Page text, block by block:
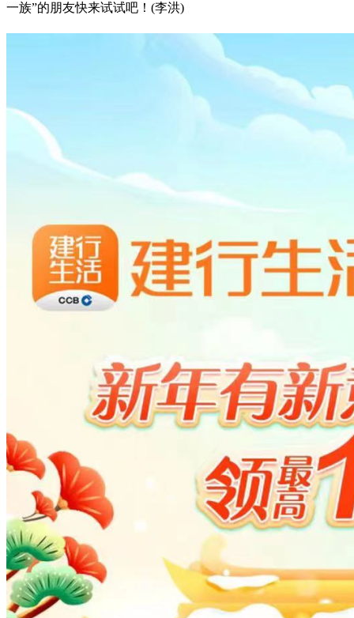
一族”的朋友快来试试吧！ (李洪)